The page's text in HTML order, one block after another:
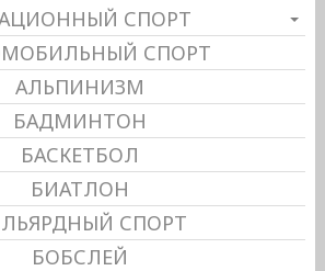
СПОРТ
СПОРТ
АЛЬПИНИЗМ
БАДМИНТОН
БАСКЕТБОЛ
БИАТЛОН
СПОРТ
БОБСЛЕЙ